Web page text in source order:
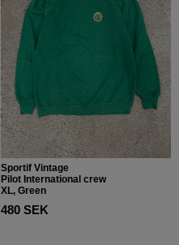
Sportif Vintage
Pilot International crew
XL, Green
480 SEK